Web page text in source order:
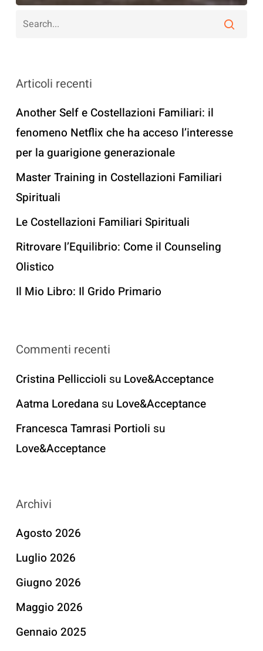
Articoli recenti
Another Self e Costellazioni Familiari: il
fenomeno Netflix che ha acceso l’interesse
per la guarigione generazionale
Master Training in Costellazioni Familiari
Spirituali
Le Costellazioni Familiari Spirituali
Ritrovare l’Equilibrio: Come il Counseling
Olistico
Il Mio Libro: Il Grido Primario
Commenti recenti
Cristina Pelliccioli su Love&Acceptance
Aatma Loredanasu Love&Acceptance
Francesca Tamrasi Portioli su
Love&Acceptance
Archivi
Agosto 2026
Luglio 2026
Giugno 2026
Maggio 2026
Gennaio 2025